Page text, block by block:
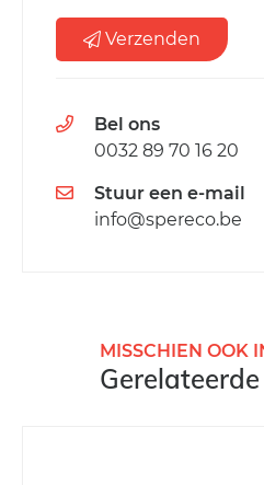
Verzenden
Bel ons
0032 89 70 16 20
Stuur een e-mail
info@spereco.be
MISSCHIEN OOK